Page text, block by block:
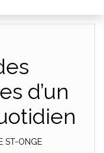
d’un
ST-ONGE